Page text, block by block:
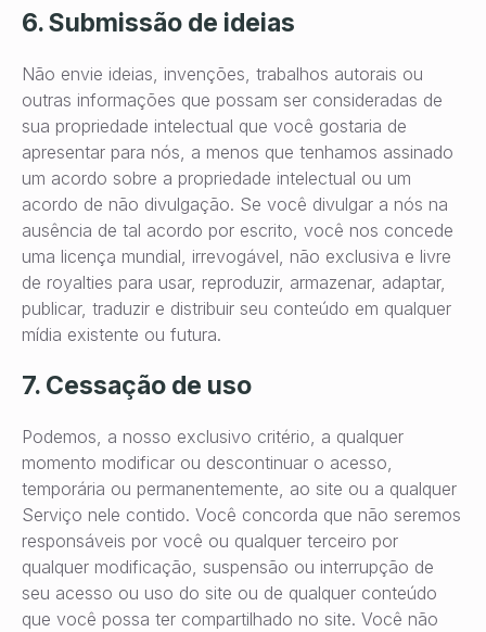
6. Submissão de ideias
Não envie ideias, invenções, trabalhos autorais ou
outras informações que possam ser consideradas de
sua propriedade intelectual que você gostaria de
apresentar para nós, a menos que tenhamos assinado
um acordo sobre a propriedade intelectual ou um
acordo de não divulgação. Se você divulgar a nós na
ausência de tal acordo por escrito, você nos concede
uma licença mundial, irrevogável, não exclusiva e livre
de royalties para usar, reproduzir, armazenar, adaptar,
publicar, traduzir e distribuir seu conteúdo em qualquer
mídia existente ou futura.
7. Cessação de uso
Podemos, a nosso exclusivo critério, a qualquer
momento modificar ou descontinuar o acesso,
temporária ou permanentemente, ao site ou a qualquer
Serviço nele contido. Você concorda que não seremos
responsáveis por você ou qualquer terceiro por
qualquer modificação, suspensão ou interrupção de
seu acesso ou uso do site ou de qualquer conteúdo
que você possa ter compartilhado no site. Você não